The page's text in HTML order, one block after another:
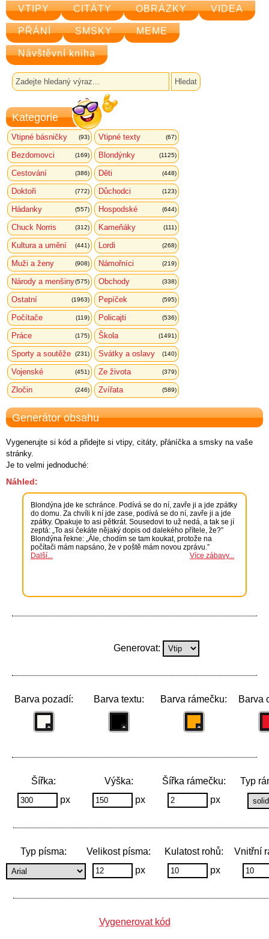
VTIPY CITÁTY OBRÁZKY VIDEA
PŘÁNÍ SMSKY MEME
Návštěvní kniha
Kategorie
Vtipné básničky (93) Vtipné texty (67)
Bezdomovci (169) Blondýnky (1125)
Cestování (386) Děti (448)
Doktoři (772) Důchodci (123)
Hádanky (557) Hospodské (644)
Chuck Norris (312) Kameňáky (111)
Kultura a umění (441) Lordi (268)
Muži a ženy (908) Námořníci (219)
Národy a menšiny(575) Obchody (338)
Ostatní (1963) Pepíček (595)
Počítače (119) Policajti (536)
Práce (175) Škola (1491)
Sporty a soutěže (231) Svátky a oslavy (140)
Vojenské (451) Ze života (379)
Zločin (246) Zvířata (589)
Generátor obsahu
Vygenerujte si kód a přidejte si vtipy, citáty, přáníčka a smsky na vaše
stránky.
Je to velmi jednoduché:
Náhled:
Generovat:
Barva pozadí: Barva textu: Barva rámečku: Barva
Šířka:
px
Výška:
px
Šířka rámečku:
px
Typ
Typ písma:
Velikost písma:
px
Kulatost rohů:
px
Vnitřní
Vygenerovat kód